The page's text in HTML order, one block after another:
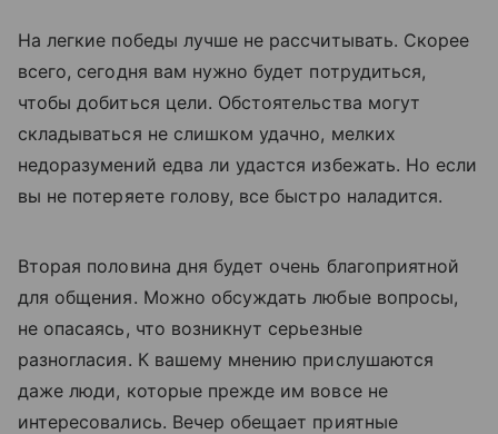
На легкие победы лучше не рассчитывать. Скорее
всего, сегодня вам нужно будет потрудиться,
чтобы добиться цели. Обстоятельства могут
складываться не слишком удачно, мелких
недоразумений едва ли удастся избежать. Но если
вы не потеряете голову, все быстро наладится.
Вторая половина дня будет очень благоприятной
для общения. Можно обсуждать любые вопросы,
не опасаясь, что возникнут серьезные
разногласия. К вашему мнению прислушаются
даже люди, которые прежде им вовсе не
интересовались. Вечер обещает приятные